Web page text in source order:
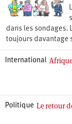
dans les sondages.
toujours davantage
International
Politique Le retour